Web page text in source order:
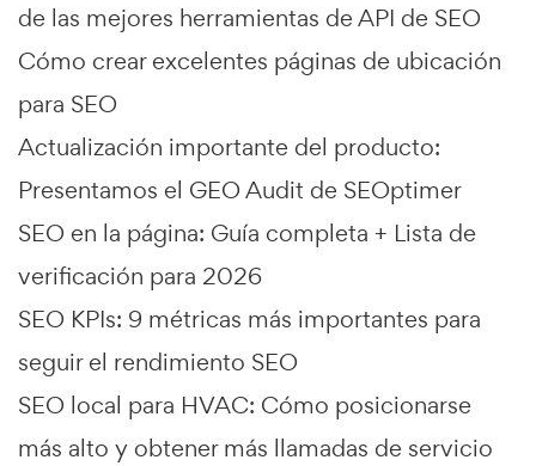
de las mejores herramientas de API de SEO
Cómo crear excelentes páginas de ubicación
para SEO
Actualización importante del producto:
Presentamos el GEO Audit de SEOptimer
SEO en la página: Guía completa + Lista de
verificación para 2026
SEO KPIs: 9 métricas más importantes para
seguir el rendimiento SEO
SEO local para HVAC: Cómo posicionarse
más alto y obtener más llamadas de servicio